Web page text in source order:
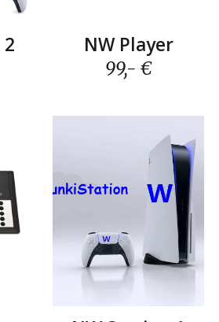
2 NWPlayer
99,- €